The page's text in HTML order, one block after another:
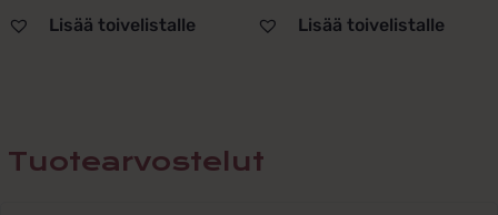
Lisää toivelistalle Lisää toivelistalle
Tuotearvostelut